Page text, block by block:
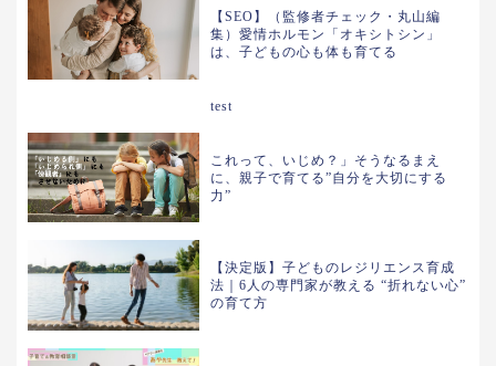
【SEO】（監修者チェック・丸山編
集）愛情ホルモン「オキシトシン」
は、子どもの心も体も育てる
test
これって、いじめ？」そうなるまえ
に、親子で育てる”自分を大切にする
力”
【決定版】子どものレジリエンス育成
法｜6人の専門家が教える “折れない心”
の育て方